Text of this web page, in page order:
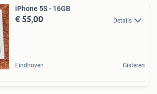
iPhone 5S - 16GB
€ 55,00 Details
Eindhoven Gisteren